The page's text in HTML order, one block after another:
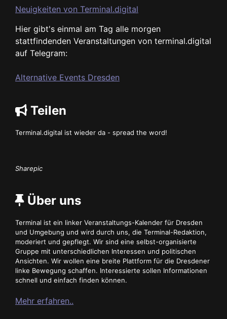
Neuigkeiten von Terminal.digital
Hier gibt's einmal am Tag alle morgen
stattfindenden Veranstaltungen von terminal.digital
auf Telegram:
Alternative Events Dresden
Teilen
Terminal.digital ist wieder da - spread the word!
Sharepic
Über uns
Terminal ist ein linker Veranstaltungs-Kalender für Dresden
und Umgebung und wird durch uns, die Terminal-Redaktion,
moderiert und gepflegt. Wir sind eine selbst-organisierte
Gruppe mit unterschiedlichen Interessen und politischen
Ansichten. Wir wollen eine breite Plattform für die Dresdener
linke Bewegung schaffen. Interessierte sollen Informationen
schnell und einfach finden können.
Mehr erfahren..